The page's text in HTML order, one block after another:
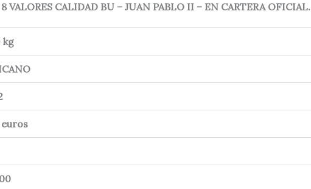
VALORES CALIDAD BU – JUAN PABLO II – EN CARTERA OFICIAL.
kg
euros